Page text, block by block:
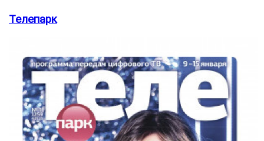
Телепарк